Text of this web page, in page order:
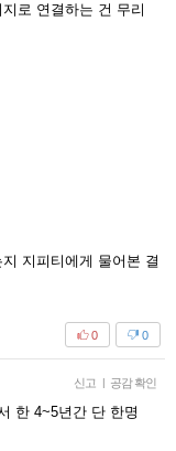
로 연결하는 건 무리
지피티에게 물어본 결
0
0
신고 | 공감 확인
한 4~5년간 단 한명